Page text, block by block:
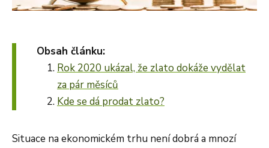
Obsah článku:
Rok 2020 ukázal, že zlato dokáže vydělat
za pár měsíců
Kde se dá prodat zlato?
Situace na ekonomickém trhu není dobrá a mnozí